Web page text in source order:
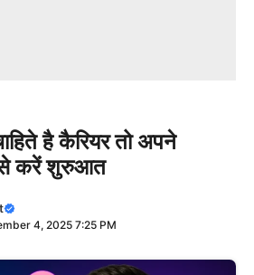
है कैरियर तो अपने
करें शुरुआत
4, 2025 7:25 PM